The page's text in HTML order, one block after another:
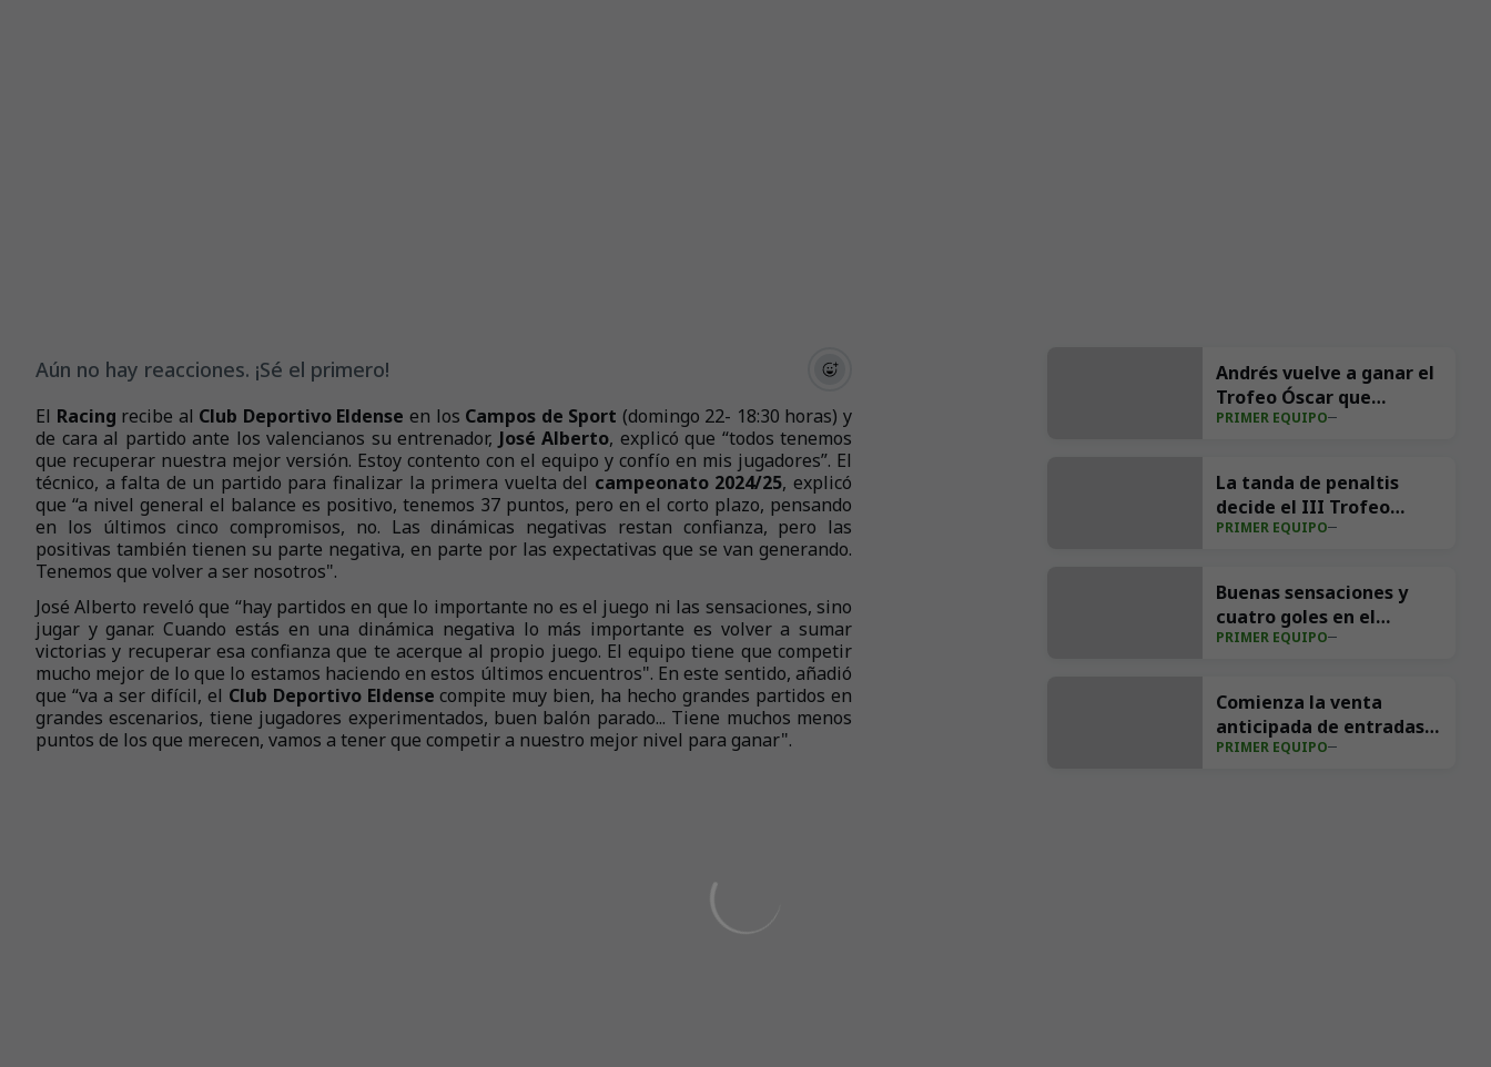
Aún no hay reacciones. ¡Sé el primero!
El Racing recibe al Club Deportivo Eldense en los Campos de Sport (domingo 22- 18:30 horas) y
de cara al partido ante los valencianos su entrenador, José Alberto, explicó que “todos tenemos
que recuperar nuestra mejor versión. Estoy contento con el equipo y confío en mis jugadores”. El
técnico, a falta de un partido para finalizar la primera vuelta del campeonato 2024/25, explicó
que “a nivel general el balance es positivo, tenemos 37 puntos, pero en el corto plazo, pensando
en los últimos cinco compromisos, no. Las dinámicas negativas restan confianza, pero las
positivas también tienen su parte negativa, en parte por las expectativas que se van generando.
Tenemos que volver a ser nosotros".
José Alberto reveló que “hay partidos en que lo importante no es el juego ni las sensaciones, sino
jugar y ganar. Cuando estás en una dinámica negativa lo más importante es volver a sumar
victorias y recuperar esa confianza que te acerque al propio juego. El equipo tiene que competir
mucho mejor de lo que lo estamos haciendo en estos últimos encuentros". En este sentido, añadió
que “va a ser difícil, el Club Deportivo Eldense compite muy bien, ha hecho grandes partidos en
grandes escenarios, tiene jugadores experimentados, buen balón parado... Tiene muchos menos
puntos de los que merecen, vamos a tener que competir a nuestro mejor nivel para ganar".
Andrés vuelve a ganar el
Trofeo Óscar que
entregan las peñas Aúpa
PRIMER EQUIPO
La tanda de penaltis
decide el III Trofeo
Nando Yosu (6-7)
PRIMER EQUIPO
Buenas sensaciones y
cuatro goles en el
ensayo ante el Sporting
PRIMER EQUIPO
Comienza la venta
anticipada de entradas
para la visita del
PRIMER EQUIPO